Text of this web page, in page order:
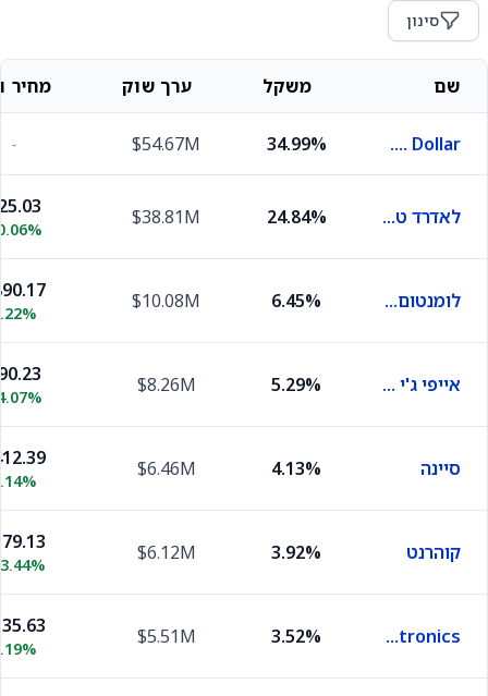
סינון
שם משקל ערך שוק מחיר
U.S. Dollar
34.99%
$54.67M
-
לאדרד טי-ביל 24.84%
$38.81M
לומנטום הולדינגס 6.45%
$10.08M
אייפי ג'י פוטוניקס 5.29%
$8.26M
סיינה 4.13%
$6.46M
קוהרנט 3.92%
$6.12M
Applied Optoelectronics
3.52%
$5.51M